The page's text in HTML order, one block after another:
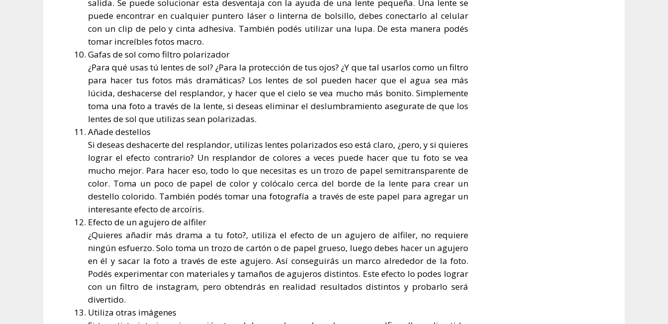
salida. Se puede solucionar esta desventaja con la ayuda de una lente pequeña. Una lente se
puede encontrar en cualquier puntero láser o linterna de bolsillo, debes conectarlo al celular
con un clip de pelo y cinta adhesiva. También podés utilizar una lupa. De esta manera podés
tomar increíbles fotos macro.
Gafas de sol como filtro polarizador
¿Para qué usas tú lentes de sol? ¿Para la protección de tus ojos? ¿Y que tal usarlos como un filtro
para hacer tus fotos más dramáticas? Los lentes de sol pueden hacer que el agua sea más
lúcida, deshacerse del resplandor, y hacer que el cielo se vea mucho más bonito. Simplemente
toma una foto a través de la lente, si deseas eliminar el deslumbramiento asegurate de que los
lentes de sol que utilizas sean polarizadas.
Añade destellos
Si deseas deshacerte del resplandor, utilizas lentes polarizados eso está claro, ¿pero, y si quieres
lograr el efecto contrario? Un resplandor de colores a veces puede hacer que tu foto se vea
mucho mejor. Para hacer eso, todo lo que necesitas es un trozo de papel semitransparente de
color. Toma un poco de papel de color y colócalo cerca del borde de la lente para crear un
destello colorido. También podés tomar una fotografía a través de este papel para agregar un
interesante efecto de arcoíris.
Efecto de un agujero de alfiler
¿Quieres añadir más drama a tu foto?, utiliza el efecto de un agujero de alfiler, no requiere
ningún esfuerzo. Solo toma un trozo de cartón o de papel grueso, luego debes hacer un agujero
en él y sacar la foto a través de este agujero. Así conseguirás un marco alrededor de la foto.
Podés experimentar con materiales y tamaños de agujeros distintos. Este efecto lo podes lograr
con un filtro de instagram, pero obtendrás en realidad resultados distintos y probarlo será
divertido.
Utiliza otras imágenes